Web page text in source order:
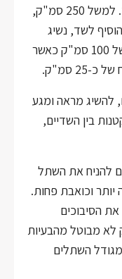
של שתל סיליקון קטן יותר למרכז השד. למשל 250 סמ"ק,
לשד, נשיג
באמצעות השתלת שומן למשל בנפח של 100 סמ"ק כאשר
סמ"ק.
להשיג מראה ומגע
בין השדיים,
להניח את השתל
וכואבת פחות.
הסיבוכים
לא מבוטל מהבעיות
מגודל השתלים